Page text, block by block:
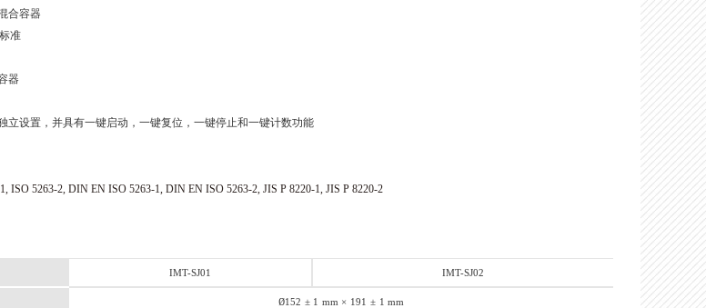
合容器
准
器
立设置，并具有一键启动，一键复位，一键停止和一键计数功能
ISO 5263-2, DIN EN ISO 5263-1, DIN EN ISO 5263-2, JIS P 8220-1, JIS P 8220-2
IMT-SJ01 IMT-SJ02
Ø152 ± 1 mm × 191 ± 1 mm